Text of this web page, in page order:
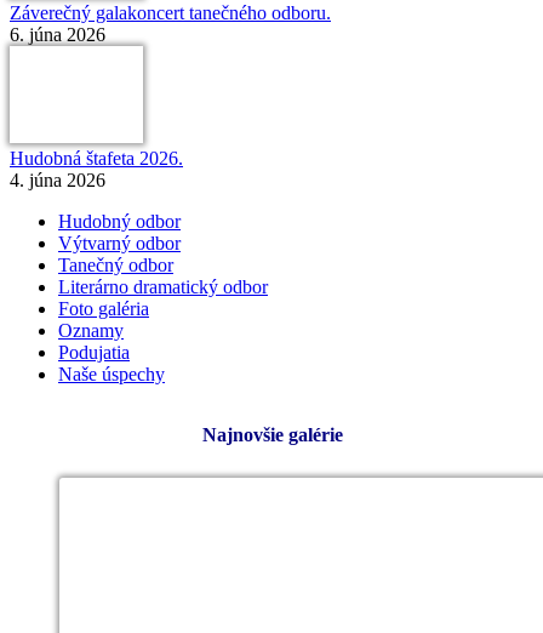
Záverečný galakoncert tanečného odboru.
6. júna 2026
Hudobná štafeta 2026.
4. júna 2026
Hudobný odbor
Výtvarný odbor
Tanečný odbor
Literárno dramatický odbor
Foto galéria
Oznamy
Podujatia
Naše úspechy
Najnovšie galérie